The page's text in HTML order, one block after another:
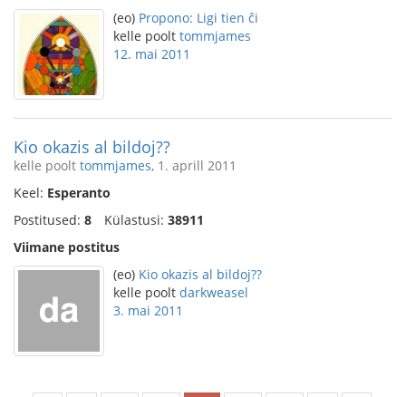
(eo) Propono: Ligi tien ĉi
kelle poolt tommjames
12. mai 2011
Kio okazis al bildoj??
kelle poolt tommjames, 1. aprill 2011
Keel: Esperanto
Postitused: 8 Külastusi: 38911
Viimane postitus
(eo) Kio okazis al bildoj??
kelle poolt darkweasel
3. mai 2011